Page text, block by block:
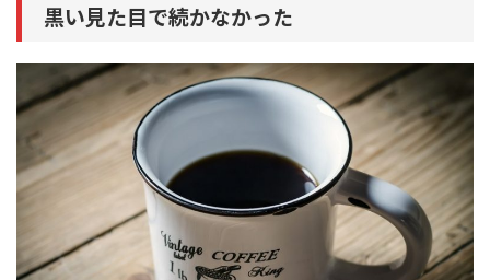
黒い見た目で続かなかった